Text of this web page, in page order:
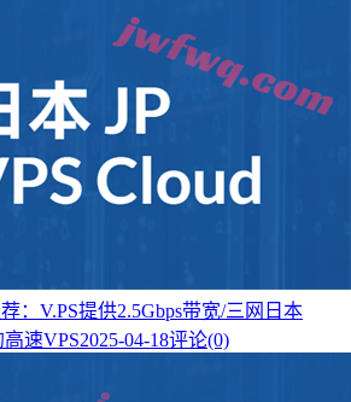
：V.PS提供2.5Gbps带宽/三网日本
速VPS2025-04-18评论(0)